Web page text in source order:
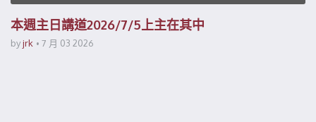
本週主日講道2026/7/5上主在其中
byjrk 7 月 03 2026